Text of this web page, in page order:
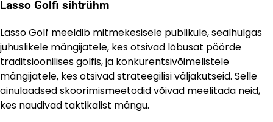
Lasso Golfi sihtrühm
Lasso Golf meeldib mitmekesisele publikule, sealhulgas
juhuslikele mängijatele, kes otsivad lõbusat pöörde
traditsioonilises golfis, ja konkurentsivõimelistele
mängijatele, kes otsivad strateegilisi väljakutseid. Selle
ainulaadsed skoorimismeetodid võivad meelitada neid,
kes naudivad taktikalist mängu.